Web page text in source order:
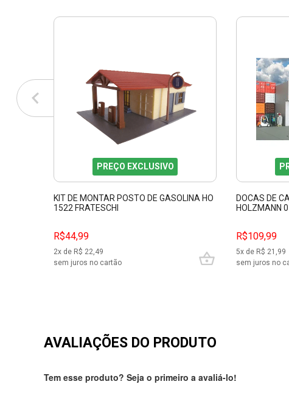
PREÇO EXCLUSIVO
KIT DE MONTAR POSTO DE GASOLINA HO
1522 FRATESCHI
R$44,99
2x de R$ 22,49
sem juros no cartão
DOCAS DE
HOLZMANN
R$109,99
5x de R$ 21,99
sem juros no
AVALIAÇÕES DO PRODUTO
Tem esse produto? Seja o primeiro a avaliá-lo!